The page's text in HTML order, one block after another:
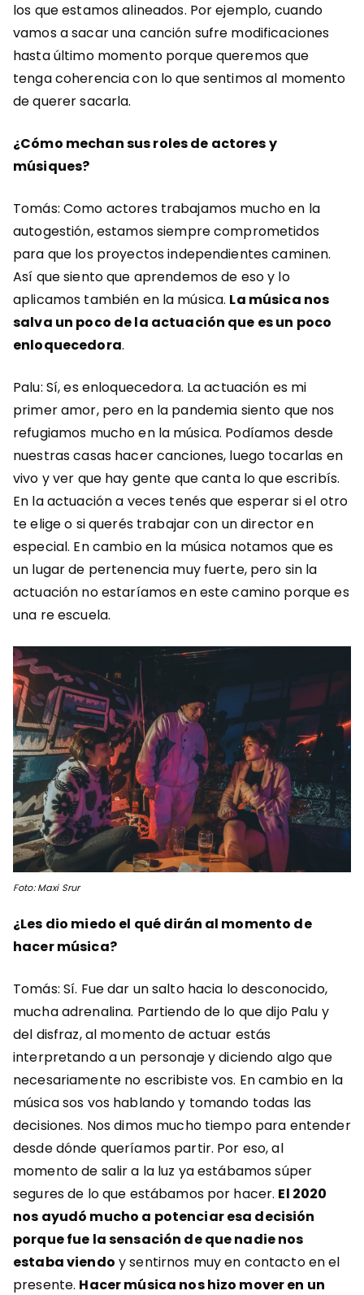
los que estamos alineados. Por ejemplo, cuando
vamos a sacar una canción sufre modificaciones
hasta último momento porque queremos que
tenga coherencia con lo que sentimos al momento
de querer sacarla.
¿Cómo mechan sus roles de actores y
músiques?
Tomás: Como actores trabajamos mucho en la
autogestión, estamos siempre comprometidos
para que los proyectos independientes caminen.
Así que siento que aprendemos de eso y lo
aplicamos también en la música. La música nos
salva un poco de la actuación que es un poco
enloquecedora.
Palu: Sí, es enloquecedora. La actuación es mi
primer amor, pero en la pandemia siento que nos
refugiamos mucho en la música. Podíamos desde
nuestras casas hacer canciones, luego tocarlas en
vivo y ver que hay gente que canta lo que escribís.
En la actuación a veces tenés que esperar si el otro
te elige o si querés trabajar con un director en
especial. En cambio en la música notamos que es
un lugar de pertenencia muy fuerte, pero sin la
actuación no estaríamos en este camino porque es
una re escuela.
Foto: Maxi Srur
¿Les dio miedo el qué dirán al momento de
hacer música?
Tomás: Sí. Fue dar un salto hacia lo desconocido,
mucha adrenalina. Partiendo de lo que dijo Palu y
del disfraz, al momento de actuar estás
interpretando a un personaje y diciendo algo que
necesariamente no escribiste vos. En cambio en la
música sos vos hablando y tomando todas las
decisiones. Nos dimos mucho tiempo para entender
desde dónde queríamos partir. Por eso, al
momento de salir a la luz ya estábamos súper
segures de lo que estábamos por hacer. El 2020
nos ayudó mucho a potenciar esa decisión
porque fue la sensación de que nadie nos
estaba viendo y sentirnos muy en contacto en el
presente. Hacer música nos hizo mover en un